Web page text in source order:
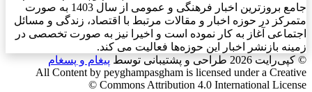
جامع بروزترین اخبار فرهنگی و عمومی از سال 1403 به صورت
متمرکز در حوزه اخبار و مقالات مرتبط با اقتصاد، زندگی و مسائل
اجتماعی آغاز به کار نموده است و اخیرا نیز به صورت تخصصی در
زمینه بازنشر اخبار این حوزه‌ها فعالیت می کند.
© کپی‌رایت 2026
طراحی و پشتیبانی توسط پیغام و پسغام
All Content by peyghampasgham is licensed under a Creative
Commons Attribution 4.0 International License ©️